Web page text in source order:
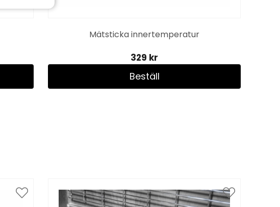
Mätsticka innertemperatur
329 kr
Beställ